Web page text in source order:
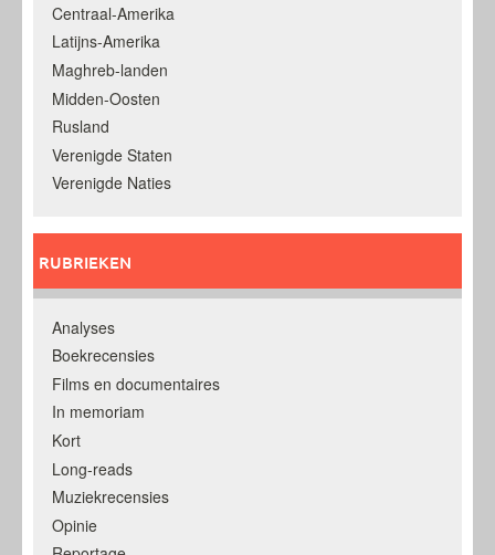
Centraal-Amerika
Latijns-Amerika
Maghreb-landen
Midden-Oosten
Rusland
Verenigde Staten
Verenigde Naties
RUBRIEKEN
Analyses
Boekrecensies
Films en documentaires
In memoriam
Kort
Long-reads
Muziekrecensies
Opinie